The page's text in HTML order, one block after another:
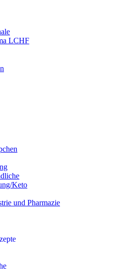
LCHF
Keto
und Pharmazie